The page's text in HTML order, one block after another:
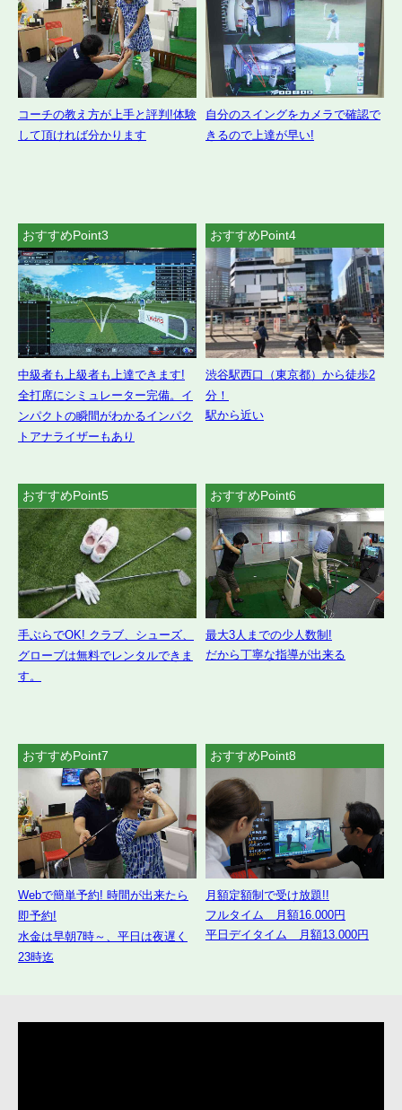
コーチの教え方が上手と評判!体験
して頂ければ分かります
自分のスイングをカメラで確認で
きるので上達が早い!
おすすめPoint3
中級者も上級者も上達できます!
全打席にシミュレーター完備。イ
ンパクトの瞬間がわかるインパク
トアナライザーもあり
おすすめPoint4
渋谷駅西口（東京都）から徒歩2
分！
駅から近い
おすすめPoint5
手ぶらでOK! クラブ、シューズ、
グローブは無料でレンタルできま
す。
おすすめPoint6
最大3人までの少人数制!
だから丁寧な指導が出来る
おすすめPoint7
Webで簡単予約! 時間が出来たら
即予約!
水金は早朝7時～、平日は夜遅く
23時迄
おすすめPoint8
月額定額制で受け放題!!
フルタイム 月額16.000円
平日デイタイム 月額13.000円